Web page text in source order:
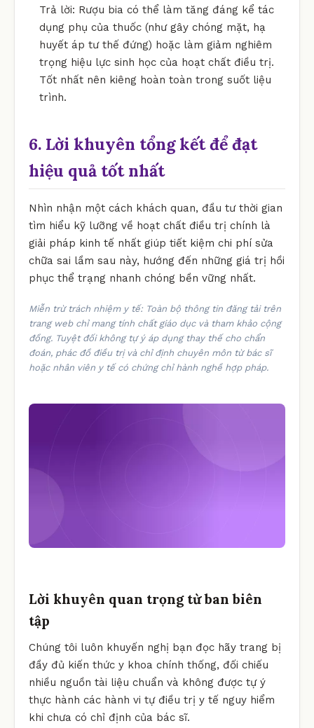
Trả lời: Rượu bia có thể làm tăng đáng kể tác
dụng phụ của thuốc (như gây chóng mặt, hạ
huyết áp tư thế đứng) hoặc làm giảm nghiêm
trọng hiệu lực sinh học của hoạt chất điều trị.
Tốt nhất nên kiêng hoàn toàn trong suốt liệu
trình.
6. Lời khuyên tổng kết để đạt
hiệu quả tốt nhất
Nhìn nhận một cách khách quan, đầu tư thời gian
tìm hiểu kỹ lưỡng về hoạt chất điều trị chính là
giải pháp kinh tế nhất giúp tiết kiệm chi phí sửa
chữa sai lầm sau này, hướng đến những giá trị hồi
phục thể trạng nhanh chóng bền vững nhất.
Miễn trừ trách nhiệm y tế: Toàn bộ thông tin đăng tải trên
trang web chỉ mang tính chất giáo dục và tham khảo cộng
đồng. Tuyệt đối không tự ý áp dụng thay thế cho chẩn
đoán, phác đồ điều trị và chỉ định chuyên môn từ bác sĩ
hoặc nhân viên y tế có chứng chỉ hành nghề hợp pháp.
Lời khuyên quan trọng từ ban biên
tập
Chúng tôi luôn khuyến nghị bạn đọc hãy trang bị
đầy đủ kiến thức y khoa chính thống, đối chiếu
nhiều nguồn tài liệu chuẩn và không được tự ý
thực hành các hành vi tự điều trị y tế nguy hiểm
khi chưa có chỉ định của bác sĩ.